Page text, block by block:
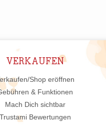
VERKAUFEN
Shop eröffnen
& Funktionen
Mach Dich sichtbar
Trustami Bewertungen